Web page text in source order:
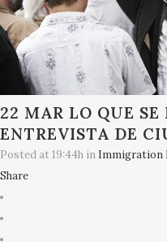
22 MAR LO QUE SE
ENTREVISTA DE
Posted at 19:44h in Immigration
Share